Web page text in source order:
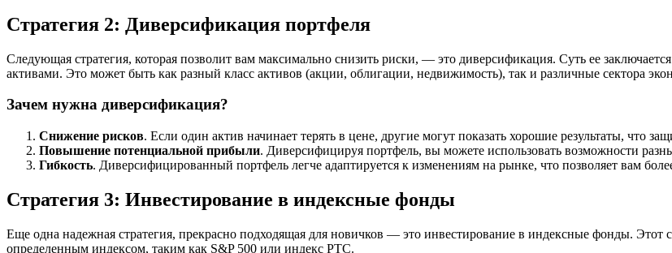
Стратегия 2: Диверсификация портфеля
Следующая стратегия, которая позволит вам максимально снизить риски, — это диверсификация. Суть ее
активами. Это может быть как разный класс активов (акции, облигации, недвижимость), так и различные сектора
Зачем нужна диверсификация?
Снижение рисков. Если один актив начинает терять в цене, другие могут показать хорошие результаты, что
Повышение потенциальной прибыли. Диверсифицируя портфель, вы можете использовать возможности
Гибкость. Диверсифицированный портфель легче адаптируется к изменениям на рынке, что позволяет вам
Стратегия 3: Инвестирование в индексные фонды
Еще одна надежная стратегия, прекрасно подходящая для новичков — это инвестирование в индексные фонды. Этот
определенным индексом, таким как S&P 500 или индекс РТС.